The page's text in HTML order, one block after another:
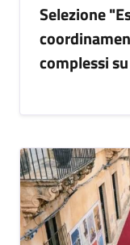
Selezione
complessi